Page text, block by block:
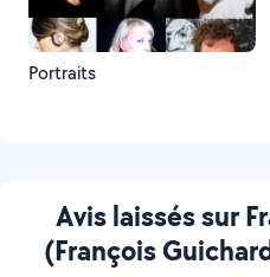
Portraits
Avis laissés sur
(François